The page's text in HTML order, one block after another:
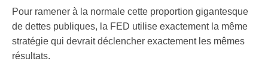
Pour ramener à la normale cette proportion gigantesque
de dettes publiques, la FED utilise exactement la même
stratégie qui devrait déclencher exactement les mêmes
résultats.